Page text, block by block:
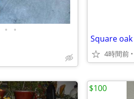
• •
Square
4時間前
$100